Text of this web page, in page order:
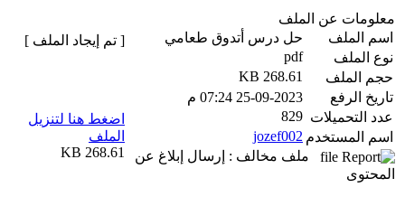
معلومات عن الملف
اسم الملف
حل درس أتدوق طعامي
نوع الملف
pdf
حجم الملف
268.61 KB
تاريخ الرفع
25-09-2023 07:24 م
عدد التحميلات 829
اسم المستخدم jozef002
ملف مخالف : إرسال إبلاغ عن
المحتوى
[ تم إيجاد الملف ]
اضغط هنا لتنزيل
الملف
268.61 KB